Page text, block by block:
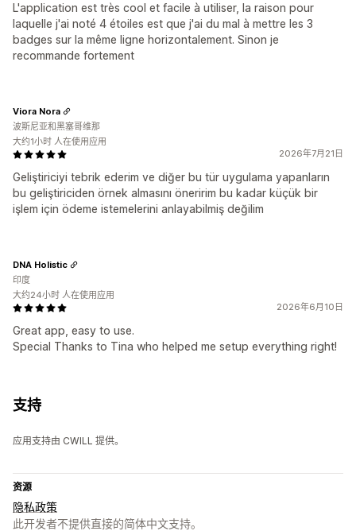
L'application est très cool et facile à utiliser, la raison pour
laquelle j'ai noté 4 étoiles est que j'ai du mal à mettre les 3
badges sur la même ligne horizontalement. Sinon je
recommande fortement
2026年7月21日
Geliştiriciyi tebrik ederim ve diğer bu tür uygulama yapanların
bu geliştiriciden örnek almasını öneririm bu kadar küçük bir
işlem için ödeme istemelerini anlayabilmiş değilim
Viora Nora
波斯尼亚和黑塞哥维那
大约1小时 人在使用应用
2026年6月10日
Great app, easy to use.
Special Thanks to Tina who helped me setup everything right!
DNA Holistic
印度
大约24小时 人在使用应用
支持
应用支持由 CWILL 提供。
资源
隐私政策
此开发者不提供直接的简体中文支持。